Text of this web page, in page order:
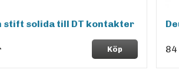
stift solida till DT kontakter
Köp